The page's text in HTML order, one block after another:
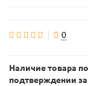
0
Наличие товара
подтверждении